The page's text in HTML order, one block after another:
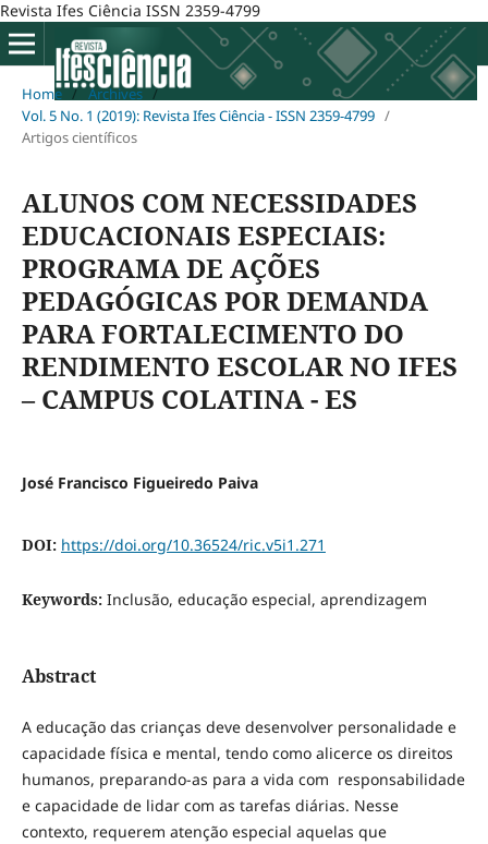
Revista Ifes Ciência ISSN 2359-4799
Home / Archives /
Vol. 5 No. 1 (2019): Revista Ifes Ciência - ISSN 2359-4799 /
Artigos científicos
ALUNOS COM NECESSIDADES
EDUCACIONAIS ESPECIAIS:
PROGRAMA DE AÇÕES
PEDAGÓGICAS POR DEMANDA
PARA FORTALECIMENTO DO
RENDIMENTO ESCOLAR NO IFES
– CAMPUS COLATINA - ES
José Francisco Figueiredo Paiva
DOI: https://doi.org/10.36524/ric.v5i1.271
Keywords: Inclusão, educação especial, aprendizagem
Abstract
A educação das crianças deve desenvolver personalidade e
capacidade física e mental, tendo como alicerce os direitos
humanos, preparando-as para a vida com responsabilidade
e capacidade de lidar com as tarefas diárias. Nesse
contexto, requerem atenção especial aquelas que